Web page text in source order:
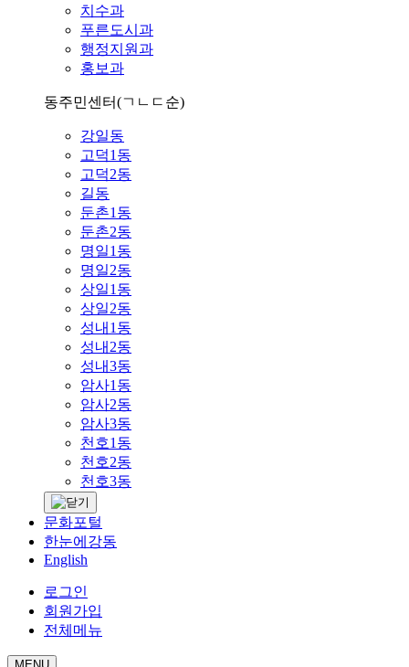
치수과
푸른도시과
행정지원과
홍보과
동주민센터(ㄱㄴㄷ순)
강일동
고덕1동
고덕2동
길동
둔촌1동
둔촌2동
명일1동
명일2동
상일1동
상일2동
성내1동
성내2동
성내3동
암사1동
암사2동
암사3동
천호1동
천호2동
천호3동
문화포털
한눈에강동
English
로그인
회원가입
전체메뉴